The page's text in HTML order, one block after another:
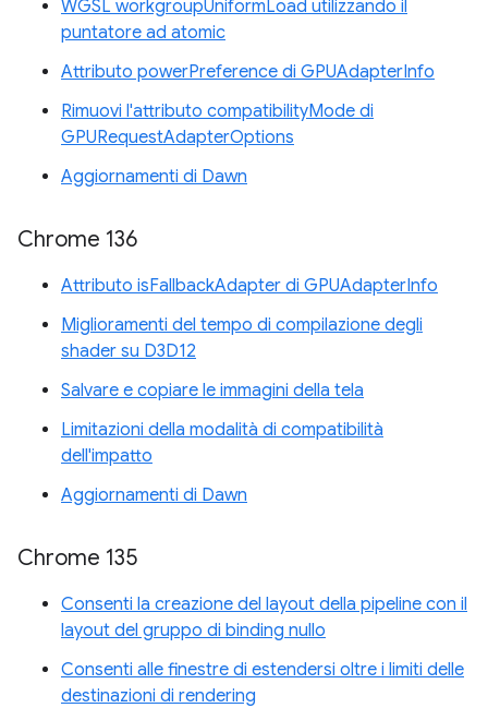
WGSL workgroupUniformLoad utilizzando il
puntatore ad atomic
Attributo powerPreference di GPUAdapterInfo
Rimuovi l'attributo compatibilityMode di
GPURequestAdapterOptions
Aggiornamenti di Dawn
Chrome 136
Attributo isFallbackAdapter di GPUAdapterInfo
Miglioramenti del tempo di compilazione degli
shader su D3D12
Salvare e copiare le immagini della tela
Limitazioni della modalità di compatibilità
dell'impatto
Aggiornamenti di Dawn
Chrome 135
Consenti la creazione del layout della pipeline con il
layout del gruppo di binding nullo
Consenti alle finestre di estendersi oltre i limiti delle
destinazioni di rendering